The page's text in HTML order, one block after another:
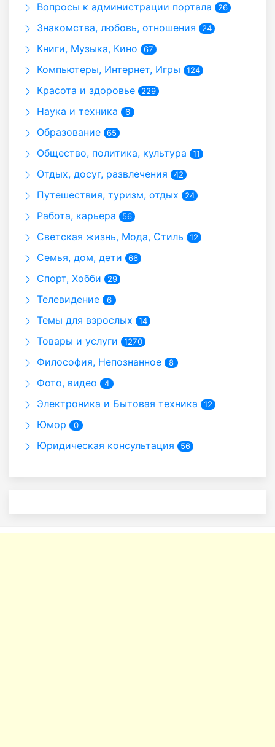
Вопросы к администрации портала 26
Знакомства, любовь, отношения 24
Книги, Музыка, Кино 67
Компьютеры, Интернет, Игры 124
Красота и здоровье 229
Наука и техника 6
Образование 65
Общество, политика, культура 11
Отдых, досуг, развлечения 42
Путешествия, туризм, отдых 24
Работа, карьера 56
Светская жизнь, Мода, Стиль 12
Семья, дом, дети 66
Спорт, Хобби 29
Телевидение 6
Темы для взрослых 14
Товары и услуги 1270
Философия, Непознанное 8
Фото, видео 4
Электроника и Бытовая техника 12
Юмор 0
Юридическая консультация 56